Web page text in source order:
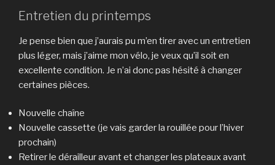
Entretien du printemps
Je pense bien que j’aurais pu m’en tirer avec un entretien
plus léger, mais j’aime mon vélo, je veux qu’il soit en
excellente condition. Je n’ai donc pas hésité à changer
certaines pièces.
Nouvelle chaîne
Nouvelle cassette (je vais garder la rouillée pour l’hiver
prochain)
Retirer le dérailleur avant et changer les plateaux avant